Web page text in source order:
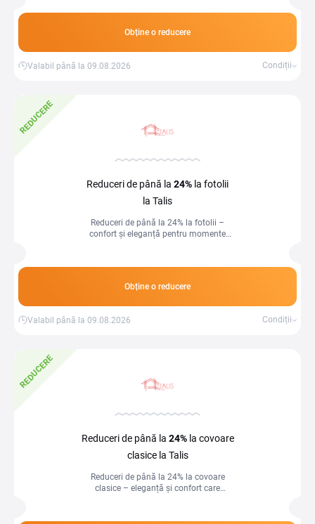
Obține o reducere
Valabil până la 09.08.2026 Condiții
REDUCERE
Reduceri de până la 24% la fotolii
la Talis
Reduceri de până la 24% la fotolii –
confort și eleganță pentru momente
Obține o reducere
Valabil până la 09.08.2026 Condiții
REDUCERE
Reduceri de până la 24%la covoare
clasice la Talis
Reduceri de până la 24% la covoare
clasice – eleganță și confort care